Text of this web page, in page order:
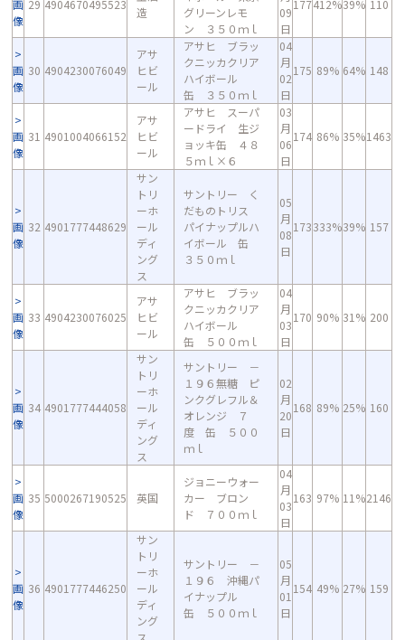
画
像
29 4904670495523
造
グリーンレモ
ン ３５０ｍｌ
09
日
177412%39% 110
画
像
30 4904230076049
アサ
ヒビ
ール
アサヒ ブラッ
クニッカクリア
ハイボール
缶 ３５０ｍｌ
04
月
02
日
175 89% 64% 148
画
像
31 4901004066152
アサ
ヒビ
ール
アサヒ スーパ
ードライ 生ジ
ョッキ缶 ４８
５ｍｌ×６
03
月
06
日
174 86% 35%1463
画
像
32 4901777448629
サン
トリ
ーホ
ール
ディ
ング
ス
サントリー く
だものトリス
パイナップルハ
イボール 缶
３５０ｍｌ
05
月
08
日
173333%39% 157
画
像
33 4904230076025
アサ
ヒビ
ール
アサヒ ブラッ
クニッカクリア
ハイボール
缶 ５００ｍｌ
04
月
03
日
170 90% 31% 200
画
像
34 4901777444058
サン
トリ
ーホ
ール
ディ
ング
ス
サントリー －
１９６無糖 ピ
ンクグレフル＆
オレンジ ７
度 缶 ５００
ｍｌ
02
月
20
日
168 89% 25% 160
画
像
35 5000267190525 英国
ジョニーウォー
カー ブロン
ド ７００ｍｌ
04
月
03
日
163 97% 11%2146
画
像
36 4901777446250
サン
トリ
ーホ
ール
ディ
ング
ス
サントリー －
１９６ 沖縄パ
イナップル
缶 ５００ｍｌ
05
月
01
日
154 49% 27% 159